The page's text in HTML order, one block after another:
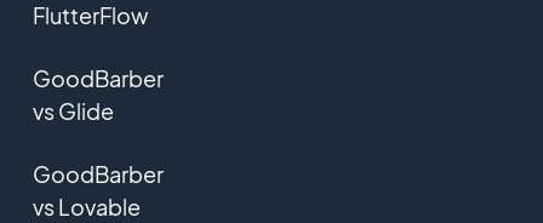
FlutterFlow
GoodBarber
vs Glide
GoodBarber
vs Lovable